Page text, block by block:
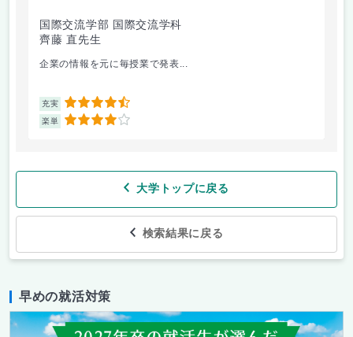
国際交流学部 国際交流学科
齊藤 直先生
企業の情報を元に毎授業で発表...
充実 4.5
楽単 4
大学トップに戻る
検索結果に戻る
早めの就活対策